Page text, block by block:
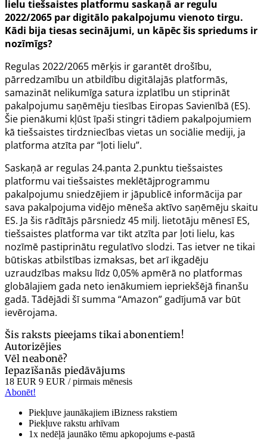
lielu tiešsaistes platformu saskaņā ar regulu
2022/2065 par digitālo pakalpojumu vienoto tirgu.
Kādi bija tiesas secinājumi, un kāpēc šis spriedums ir
nozīmīgs?
Regulas 2022/2065 mērķis ir garantēt drošību,
pārredzamību un atbildību digitālajās platformās,
samazināt nelikumīga satura izplatību un stiprināt
pakalpojumu saņēmēju tiesības Eiropas Savienībā (ES).
Šie pienākumi kļūst īpaši stingri tādiem pakalpojumiem
kā tiešsaistes tirdzniecības vietas un sociālie mediji, ja
platforma atzīta par “ļoti lielu”.
Saskaņā ar regulas 24.panta 2.punktu tiešsaistes
platformu vai tiešsaistes meklētājprogrammu
pakalpojumu sniedzējiem ir jāpublicē informācija par
sava pakalpojuma vidējo mēneša aktīvo saņēmēju skaitu
ES. Ja šis rādītājs pārsniedz 45 milj. lietotāju mēnesī ES,
tiešsaistes platforma var tikt atzīta par ļoti lielu, kas
nozīmē pastiprinātu regulatīvo slodzi. Tas ietver ne tikai
būtiskas atbilstības izmaksas, bet arī ikgadēju
uzraudzības maksu līdz 0,05% apmērā no platformas
globālajiem gada neto ienākumiem iepriekšējā finanšu
gadā. Tādējādi šī summa “Amazon” gadījumā var būt
ievērojama.
Šis raksts pieejams tikai abonentiem!
Autorizējies
Vēl neabonē?
Iepazīšanās piedāvājums
18 EUR 9 EUR / pirmais mēnesis
Abonēt!
Piekļuve jaunākajiem iBizness rakstiem
Piekļuve rakstu arhīvam
1x nedēļā jaunāko tēmu apkopojums e-pastā